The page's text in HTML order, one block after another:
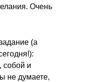
Очень
(а
собой и
не думаете,